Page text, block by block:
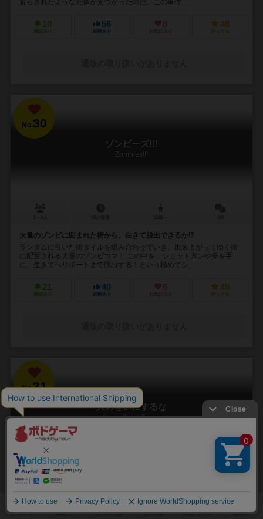
荒らされたような死体が見つかったのだ。この事件...
10
興味あり
56
経験あり
8
お気に入り
48
持ってる
No.30
ゾンビーズ!!!
Zombies!!!
大量のゾンビに囲まれた街から、生きて脱出できるか⁉︎
ランダムに引いた街タイルを組み合わせていき、出来上がってゆく街
に配置される大量のゾンビコマ！ この中を、ショットガンや斧を手
に、生きてヘリポートまで脱出する！という極めてシ...
21
興味あり
40
経験あり
6
お気に入り
49
持ってる
No.31
人のせいにするな
Hitono Seini Suruna
3～5人
責任をなすりつけろ！
「お前がやったんだろ！！」 やった覚えのないミスや罪を押し付けら